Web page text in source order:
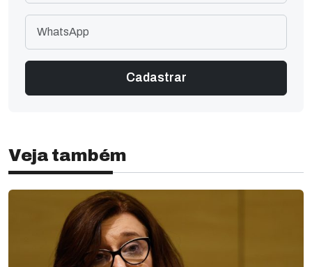
Veja também